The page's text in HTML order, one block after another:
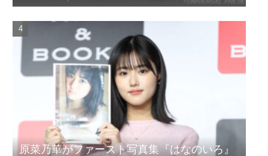
『山女』東京国際映画祭Q&A
原菜乃華がファースト写真集『はなのいろ』